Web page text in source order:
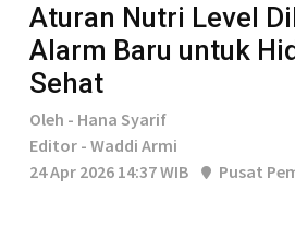
Aturan Nutri Level
Alarm Baru untuk
Sehat
Oleh - Hana Syarif
Editor - Waddi Armi
24 Apr 2026 14:37 WIB
Pusat